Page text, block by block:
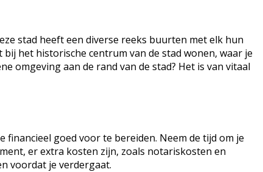
stad heeft een diverse reeks buurten met elk hun
het historische centrum van de stad wonen, waar je
omgeving aan de rand van de stad? Het is van vitaal
goed voor te bereiden. Neem de tijd om je
er extra kosten zijn, zoals notariskosten en
voordat je verdergaat.